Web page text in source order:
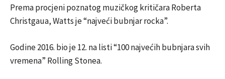
Prema procjeni poznatog muzičkog kritičara Roberta
Christgaua, Watts je “najveći bubnjar rocka”.
Godine 2016. bio je 12. na listi “100 najvećih bubnjara svih
vremena” Rolling Stonea.